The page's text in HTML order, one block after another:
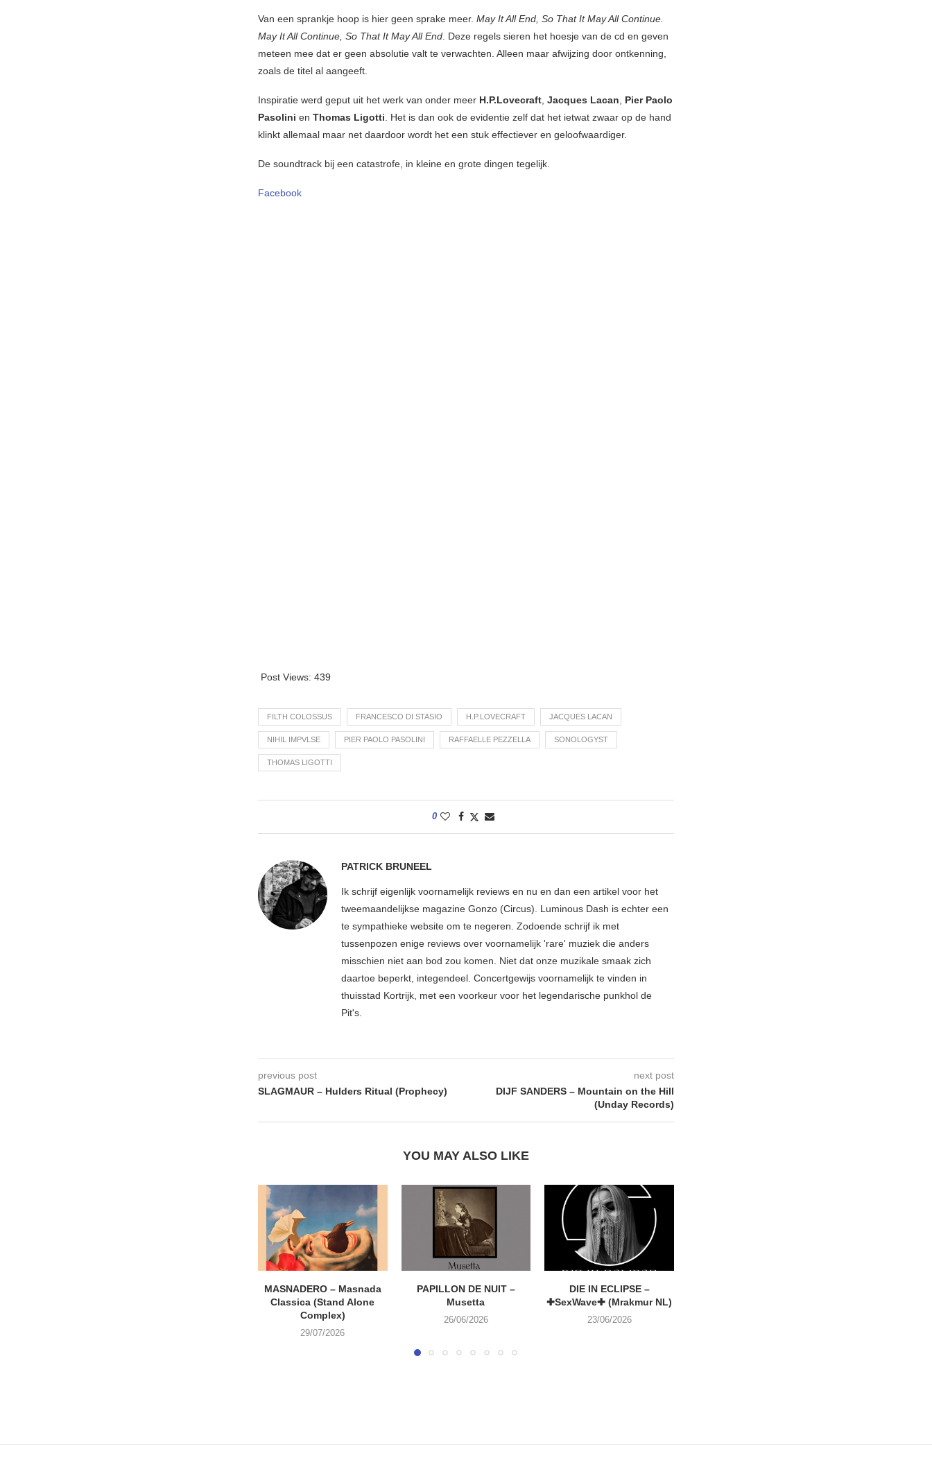
Van een sprankje hoop is hier geen sprake meer. May It All End, So That It May All Continue.
May It All Continue, So That It May All End . Deze regels sieren het hoesje van de cd en geven
meteen mee dat er geen absolutie valt te verwachten. Alleen maar afwijzing door ontkenning,
zoals de titel al aangeeft.
Inspiratie werd geput uit het werk van onder meer H.P.Lovecraft Jacques Lacan
Pier Paolo
Pasolini en Thomas Ligotti . Het is dan ook de evidentie zelf dat het ietwat zwaar op de hand
klinkt allemaal maar net daardoor wordt het een stuk effectiever en geloofwaardiger.
De soundtrack bij een catastrofe, in kleine en grote dingen tegelijk.
Facebook
Post Views: 439
FILTH COLOSSUS FRANCESCO DI STASIO H.P.LOVECRAFT JACQUES LACAN
NIHIL IMPVLSE PIER PAOLO PASOLINI RAFFAELLE PEZZELLA SONOLOGYST
THOMAS LIGOTTI
0
PATRICK BRUNEEL
Ik schrijf eigenlijk voornamelijk reviews en nu en dan een artikel voor het
tweemaandelijkse magazine Gonzo (Circus). Luminous Dash is echter een
te sympathieke website om te negeren. Zodoende schrijf ik met
tussenpozen enige reviews over voornamelijk 'rare' muziek die anders
misschien niet aan bod zou komen. Niet dat onze muzikale smaak zich
daartoe beperkt, integendeel. Concertgewijs voornamelijk te vinden in
thuisstad Kortrijk, met een voorkeur voor het legendarische punkhol de
Pit's.
previous post
SLAGMAUR – Hulders Ritual (Prophecy)
next post
DIJF SANDERS – Mountain on the Hill
(Unday Records)
YOU MAY ALSO LIKE
MASNADERO – Masnada
Classica (Stand Alone
Complex)
29/07/2026
PAPILLON DE NUIT –
Musetta
26/06/2026
DIE IN ECLIPSE –
✚SexWave✚ (Mrakmur NL)
23/06/2026